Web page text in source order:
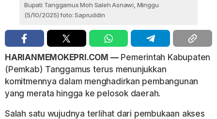
Bupati Tanggamus Moh Saleh Asnawi, Minggu
(5/10/2025) foto: Sapruddin
HARIANMEMOKEPRI.COM —Pemerintah Kabupaten
(Pemkab) Tanggamus terus menunjukkan
komitmennya dalam menghadirkan pembangunan
yang merata hingga ke pelosok daerah.
Salah satu wujudnya terlihat dari pembukaan akses